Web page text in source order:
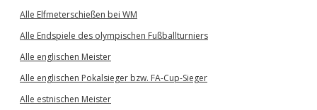
Alle Elfmeterschießen bei WM
Alle Endspiele des olympischen Fußballturniers
Alle englischen Meister
Alle englischen Pokalsieger bzw. FA-Cup-Sieger
Alle estnischen Meister